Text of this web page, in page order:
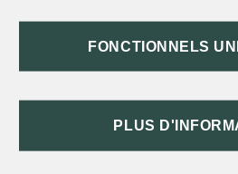
FONCTIONNELS
PLUS
TRAVAIL - CHÔMAGE -
PAPIERS MILITAIRES
PARTICULIER EMPLOYEUR